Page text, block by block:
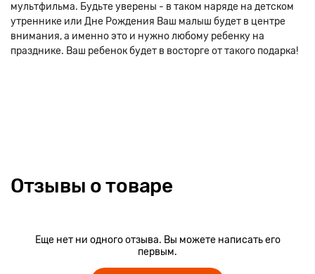
мультфильма. Будьте уверены - в таком наряде на детском
утреннике или Дне Рождения Ваш малыш будет в центре
внимания, а именно это и нужно любому ребенку на
празднике. Ваш ребенок будет в восторге от такого подарка!
Отзывы о товаре
Еще нет ни одного отзыва. Вы можете написать его
первым.